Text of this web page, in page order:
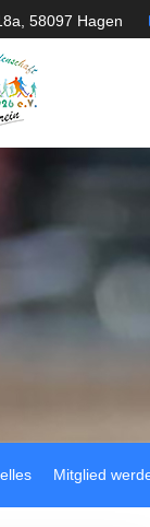
58097 Hagen
Mitglied